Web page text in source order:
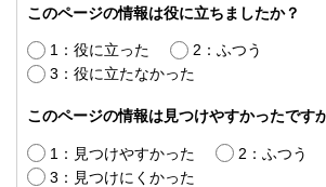
このページの情報は役に立ちましたか？
1：役に立った
2：ふつう
3：役に立たなかった
このページの情報は見つけやすかったです
1：見つけやすかった
2：ふつう
3：見つけにくかった